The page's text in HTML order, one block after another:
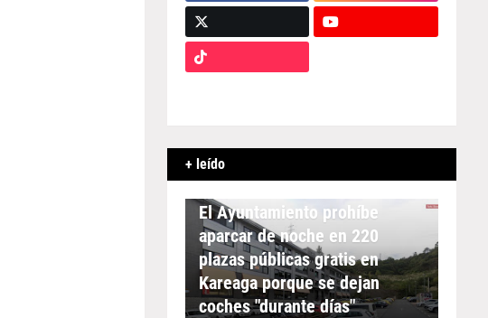
+ leído
APARCAMIENTO
El Ayuntamiento prohíbe
aparcar de noche en 220
plazas públicas gratis en
Kareaga porque se dejan
coches "durante días"